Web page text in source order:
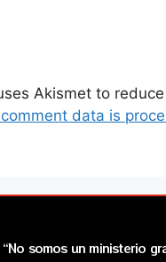
Akismet to
data is
“No somos un ministerio